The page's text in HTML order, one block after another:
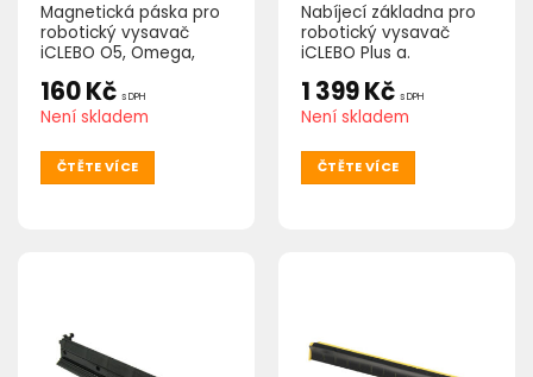
Magnetická páska pro
robotický vysavač
iCLEBO O5, Omega,
160Kč s DPH
Není skladem
ČTĚTE VÍCE
Nabíjecí základna pro
robotický vysavač
iCLEBO Plus a.
1 399Kč s DPH
Není skladem
ČTĚTE VÍCE